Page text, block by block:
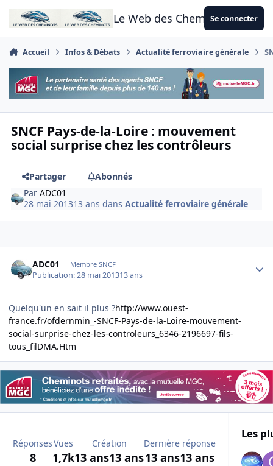
Aller au contenu
Le Web des CheminotsSe connecter
Accueil Infos & Débats Actualité ferroviaire générale
SNCF Pays-de-la-Loire : mouvement
social surprise chez les contrôleurs
Partager
Abonnés
ParADC01
28 mai 201313 ans dansActualité ferroviaire générale
ADC01 Membre SNCF
Publication:28 mai 201313 ans
Quelqu'un en sait il plus ?http://www.ouest-
france.fr/ofdernmin_-SNCF-Pays-de-la-Loire-mouvement-
social-surprise-chez-les-controleurs_6346-2196697-fils-
tous_filDMA.Htm
Réponses
8
Vues
1,7k
Création
13 ans13 ans
Dernière réponse
13 ans13 ans
Les